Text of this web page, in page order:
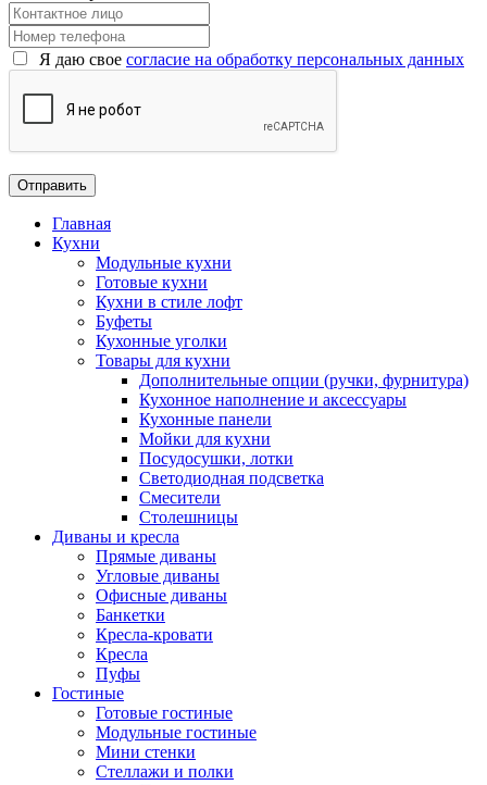
Я даю свое согласие на обработку персональных данных
Главная
Кухни
Модульные кухни
Готовые кухни
Кухни в стиле лофт
Буфеты
Кухонные уголки
Товары для кухни
Дополнительные опции (ручки, фурнитура)
Кухонное наполнение и аксессуары
Кухонные панели
Мойки для кухни
Посудосушки, лотки
Светодиодная подсветка
Смесители
Столешницы
Диваны и кресла
Прямые диваны
Угловые диваны
Офисные диваны
Банкетки
Кресла-кровати
Кресла
Пуфы
Гостиные
Готовые гостиные
Модульные гостиные
Мини стенки
Стеллажи и полки